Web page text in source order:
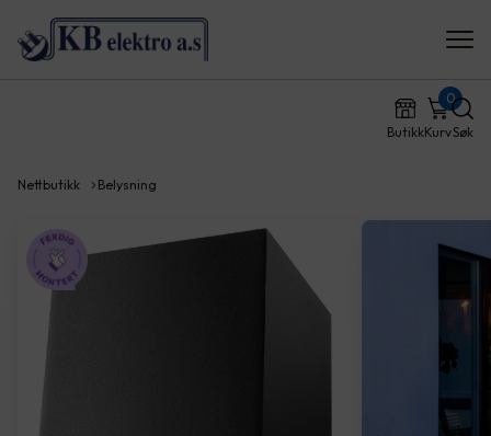
ButikkKurv
0
Søk
Nettbutikk Belysning